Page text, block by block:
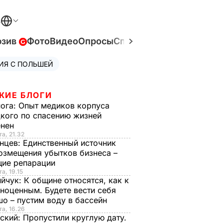
ФотоВидеоОпросыСпецпроекты
С ПОЛЬШЕЙ
БЛОГИ
Опыт медиков корпуса
по спасению жизней
21.32
Единственный источник
убытков бизнеса –
репарации
19.15
К общине относятся, как к
Будете вести себя
– пустим воду в бассейн
16.26
Пропустили круглую дату.